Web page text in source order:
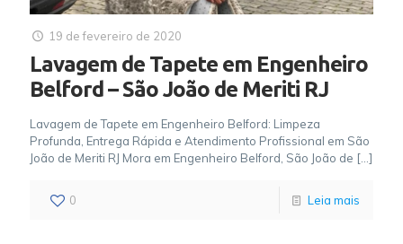
19 de fevereiro de 2020
Lavagem de Tapete em Engenheiro
Belford – São João de Meriti RJ
Lavagem de Tapete em Engenheiro Belford: Limpeza
Profunda, Entrega Rápida e Atendimento Profissional em São
João de Meriti RJ Mora em Engenheiro Belford, São João de […]
0 Leia mais